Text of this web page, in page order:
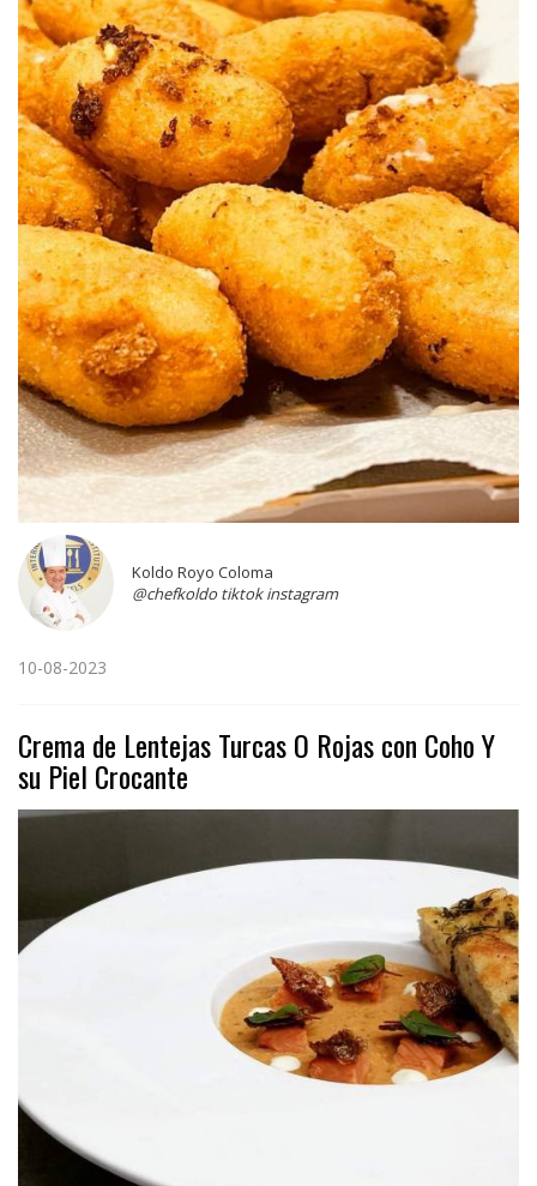
Koldo Royo Coloma
@chefkoldo tiktok instagram
10-08-2023
Crema de Lentejas Turcas O Rojas con Coho Y
su Piel Crocante